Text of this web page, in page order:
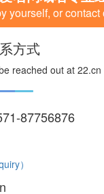
or
方式
reached out at 22.cn
87756876
）